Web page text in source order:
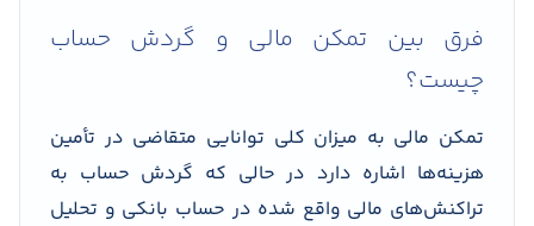
فرق بین تمکن مالی و گردش حساب
چیست؟
تمکن مالی به میزان کلی توانایی متقاضی در تأمین
هزینه‌ها اشاره دارد در حالی که گردش حساب به
تراکنش‌های مالی واقع شده در حساب بانکی و تحلیل